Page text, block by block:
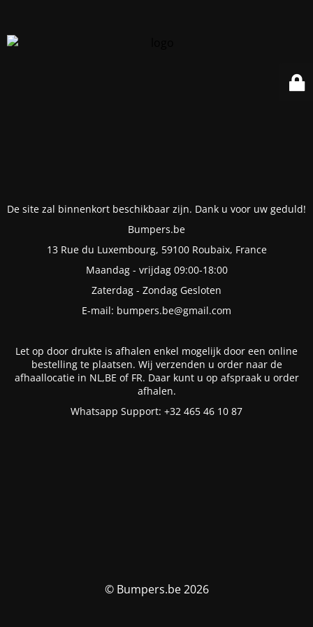
De site zal binnenkort beschikbaar zijn. Dank u voor uw geduld!
Bumpers.be
13 Rue du Luxembourg, 59100 Roubaix, France
Maandag - vrijdag 09:00-18:00
Zaterdag - Zondag Gesloten
E-mail: bumpers.be@gmail.com
Let op door drukte is afhalen enkel mogelijk door een online
bestelling te plaatsen. Wij verzenden u order naar de
afhaallocatie in NL,BE of FR. Daar kunt u op afspraak u order
afhalen.
Whatsapp Support: +32 465 46 10 87
© Bumpers.be 2026